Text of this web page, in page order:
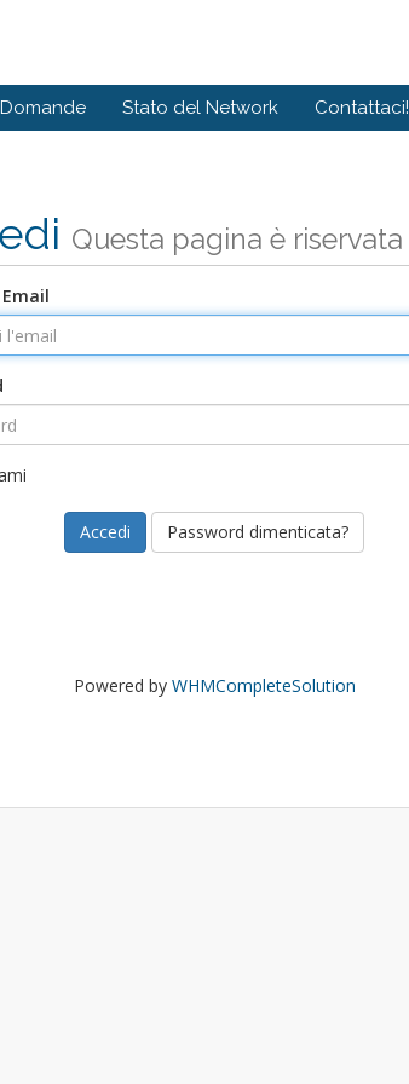
Stato del Network Contattaci!
Questa pagina è riservata
Password dimenticata?
Powered by WHMCompleteSolution